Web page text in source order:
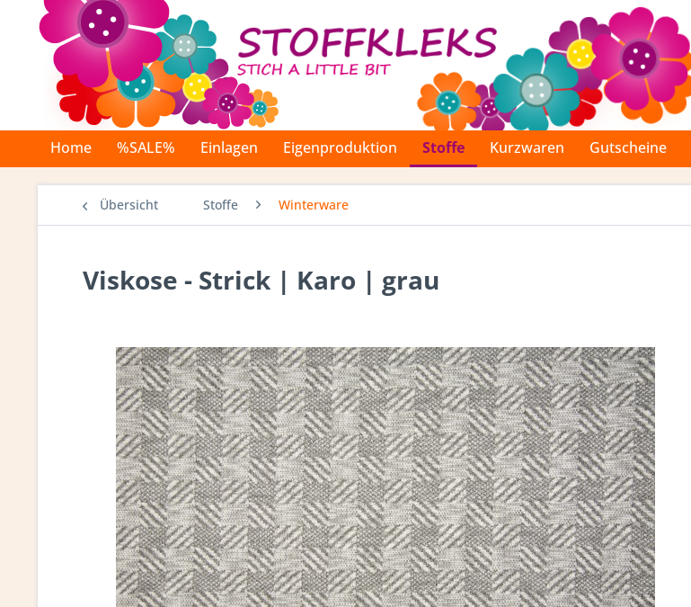
Home %SALE% Einlagen Eigenproduktion Stoffe Kurzwaren Gutscheine
Übersicht Stoffe Winterware
Viskose - Strick | Karo | grau